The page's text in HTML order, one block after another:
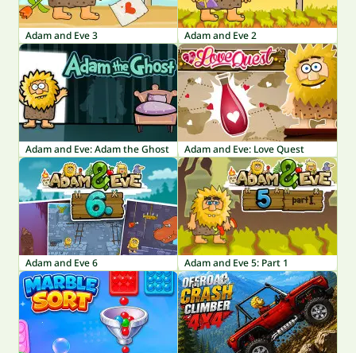
Adam and Eve 3 Adam and Eve 2
Adam and Eve: Adam the Ghost Adam and Eve: Love Quest
Adam and Eve 6 Adam and Eve 5: Part 1